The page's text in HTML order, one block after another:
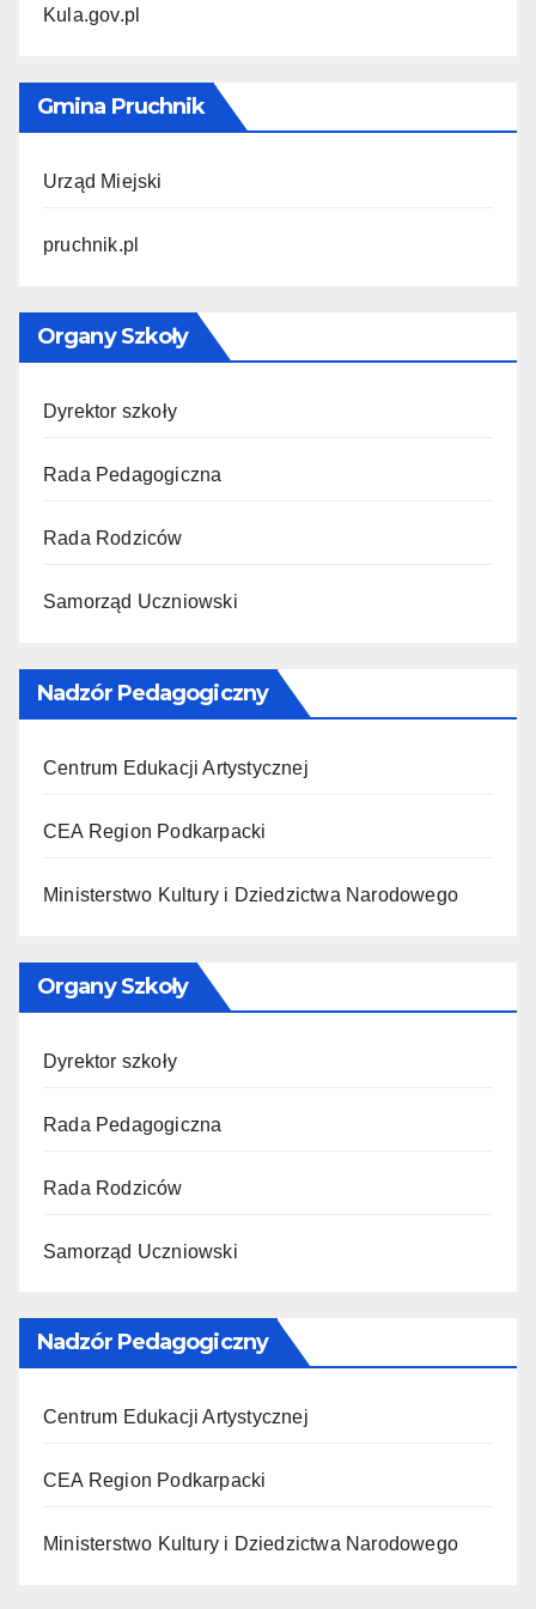
Kula.gov.pl
Gmina Pruchnik
Urząd Miejski
pruchnik.pl
Organy Szkoły
Dyrektor szkoły
Rada Pedagogiczna
Rada Rodziców
Samorząd Uczniowski
Nadzór Pedagogiczny
Centrum Edukacji Artystycznej
CEA Region Podkarpacki
Ministerstwo Kultury i Dziedzictwa Narodowego
Organy Szkoły
Dyrektor szkoły
Rada Pedagogiczna
Rada Rodziców
Samorząd Uczniowski
Nadzór Pedagogiczny
Centrum Edukacji Artystycznej
CEA Region Podkarpacki
Ministerstwo Kultury i Dziedzictwa Narodowego